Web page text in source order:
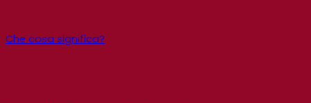
Che cosa significa?